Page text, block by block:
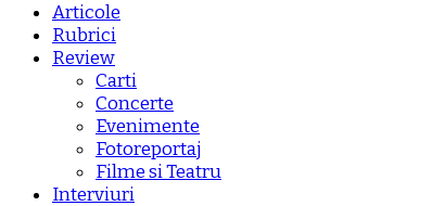
Articole
Rubrici
Review
Carti
Concerte
Evenimente
Fotoreportaj
Filme si Teatru
Interviuri